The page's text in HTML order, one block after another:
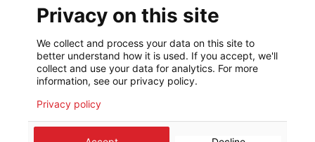
Faire un don
Coordonnées bancaires :
LU75 1111 0000 4848 0000
Comportement responsable
Privacy on this site
We collect and process your data on this site to
better understand how it is used. If you accept, we'll
collect and use your data for analytics. For more
information, see our privacy policy.
Privacy policy